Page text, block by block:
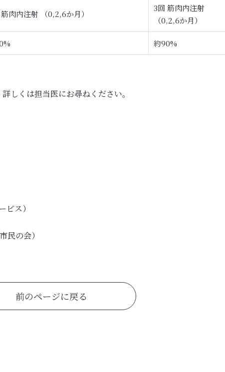
肉内注射 （0,2,6か月）
3回 筋肉内注射
（0,2,6か月）
約90%
しくは担当医にお尋ねください。
ス）
民の会）
前のページに戻る